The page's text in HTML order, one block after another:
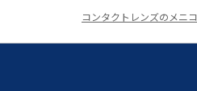
コンタクトレンズのメニ